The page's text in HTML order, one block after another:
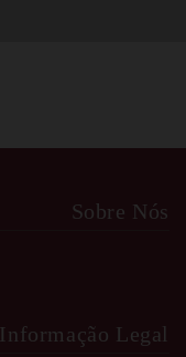
Sobre Nós
Informação Legal